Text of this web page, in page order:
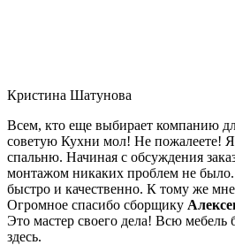
Кристина Шатунова
Всем, кто еще выбирает компанию
советую Кухни мол! Не пожалеете!
спальню. Начиная с обсуждения
монтажом никаких проблем не
быстро и качественно. К тому же
Огромное спасибо сборщику
Это мастер своего дела! Всю мебель
здесь.